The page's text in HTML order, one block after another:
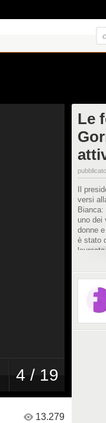
4 / 19
Le
Il
versi
uno dei
donne
è stato
13.279